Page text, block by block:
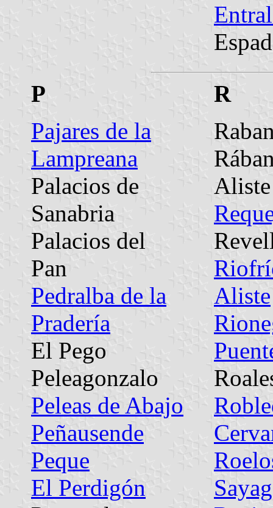
P
Pajares de la
Lampreana
Palacios de
Sanabria
Palacios del
Pan
Pedralba de la
Pradería
El Pego
Peleagonzalo
Peleas de Abajo
Peñausende
Peque
El Perdigón
R
Aliste
Aliste